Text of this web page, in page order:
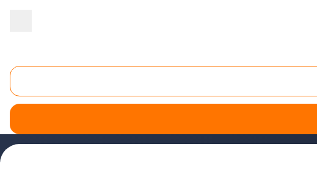
Ventilation Paris (75)
Vous cherchez uninstallateur de VMC qualifié à Paris? La
habitiez dans le 15ème arrondissement, le Marais ou Montmartre,